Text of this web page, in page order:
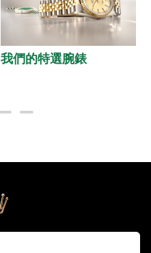
我們的特選腕錶